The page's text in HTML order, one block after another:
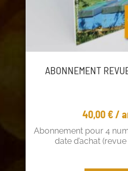
ABONNEMENT
40,00€/
Abonnement pour 4
date d’achat